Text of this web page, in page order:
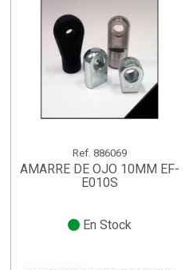
Ref. 886069
AMARRE DE OJO 10MM EF-
E010S
En Stock